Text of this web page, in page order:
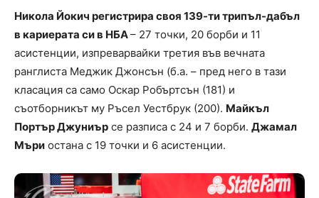
Никола Йокич регистрира своя 139-ти трипъл-дабъл
в кариерата си в НБА– 27 точки, 20 борби и 11
асистенции, изпреварвайки третия във вечната
ранглиста Меджик Джонсън (б.а. – пред него в тази
класация са само Оскар Робъртсън (181) и
съотборникът му Ръсел Уестбрук (200). Майкъл
Портър Джуниър се разписа с 24 и 7 борби. Джамал
Мъри остана с 19 точки и 6 асистенции.